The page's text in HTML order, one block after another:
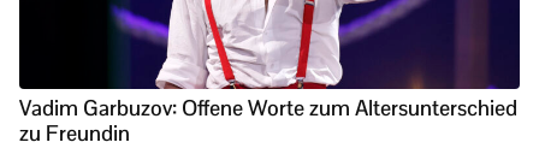
Vadim Garbuzov: Offene Worte zum Altersunterschied
zu Freundin